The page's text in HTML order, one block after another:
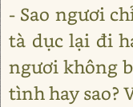
- Sao ngươi
tà dục lại đi
ngươi không
tình hay sao?